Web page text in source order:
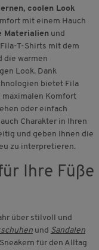
coolen Look
mit einem Hauch
Materialien und
T-Shirts mit dem
die warmen
Look. Dank
bietet Fila
maximalen Komfort
oder einfach
Charakter in Ihren
und geben Ihnen die
zu interpretieren.
Ihre Füße
über stilvoll und
und Sandalen
für den Alltag